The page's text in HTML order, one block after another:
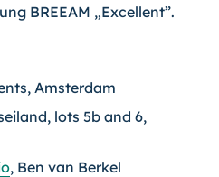
BREEAM „Excellent”.
Amsterdam
lots 5b and 6,
, Ben van Berkel